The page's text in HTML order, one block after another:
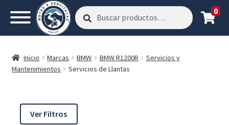
Buscar
por:
Buscar 0
Inicio Marcas BMW BMW R1200R
Servicios y
Mantenimientos
Servicios de Llantas
Ver Filtros